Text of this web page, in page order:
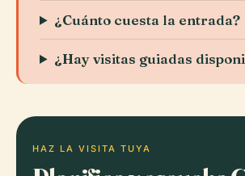
¿Cuánto cuesta la entrada?
¿Hay visitas guiadas
HAZ LA VISITA TUYA